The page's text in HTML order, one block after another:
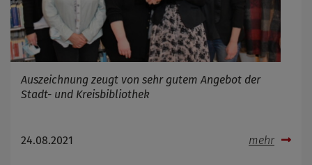
Auszeichnung zeugt von sehr gutem Angebot der
Stadt- und Kreisbibliothek
24.08.2021 mehr